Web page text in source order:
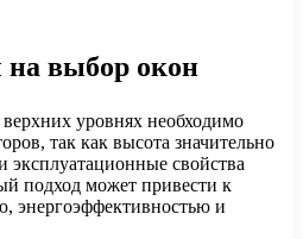
выбор окон
уровнях необходимо
так как высота значительно
эксплуатационные свойства
подход может привести к
энергоэффективностью и